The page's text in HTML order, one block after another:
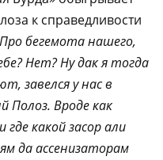
к справедливости
Про бегемота нашего,
Нет? Ну дак я тогда
завелся у нас в
Полоз. Вроде как
какой засор али
да ассенизаторам